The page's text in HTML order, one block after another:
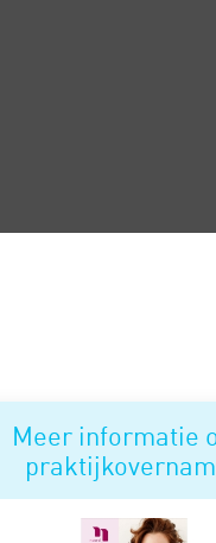
Meer informatie